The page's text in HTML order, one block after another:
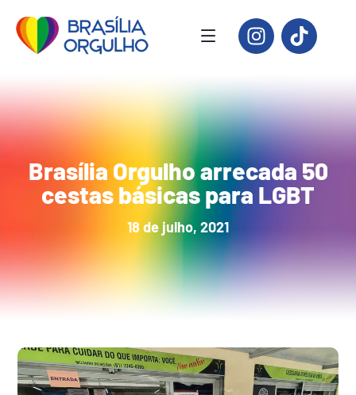
Brasília Orgulho arrecada 50
cestas básicas para LGBT
18 de julho, 2021